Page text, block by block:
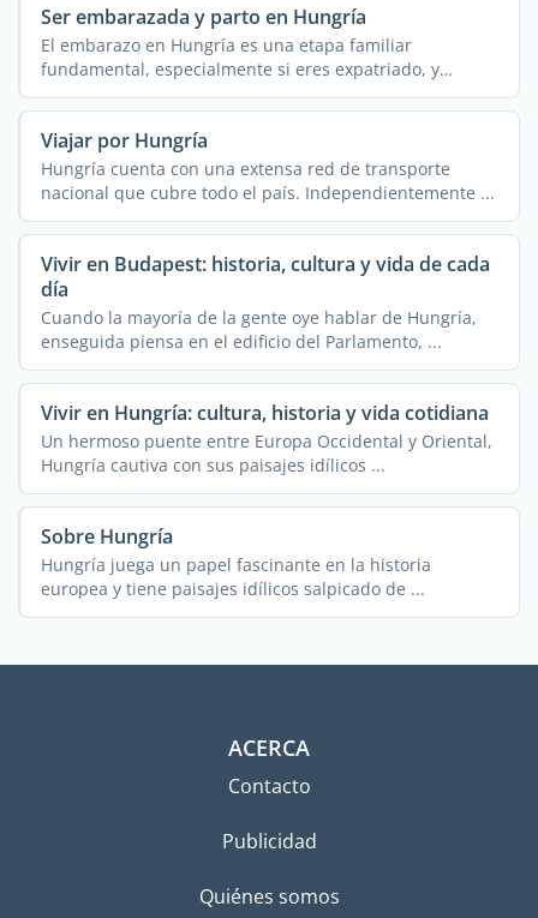
Ser embarazada y parto en Hungría
El embarazo en Hungría es una etapa familiar
fundamental, especialmente si eres expatriado, y
conlleva ...
Viajar por Hungría
Hungría cuenta con una extensa red de transporte
nacional que cubre todo el país. Independientemente ...
Vivir en Budapest: historia, cultura y vida de cada
día
Cuando la mayoría de la gente oye hablar de Hungría,
enseguida piensa en el edificio del Parlamento, ...
Vivir en Hungría: cultura, historia y vida cotidiana
Un hermoso puente entre Europa Occidental y Oriental,
Hungría cautiva con sus paisajes idílicos ...
Sobre Hungría
Hungría juega un papel fascinante en la historia
europea y tiene paisajes idílicos salpicado de ...
ACERCA
Contacto
Publicidad
Quiénes somos